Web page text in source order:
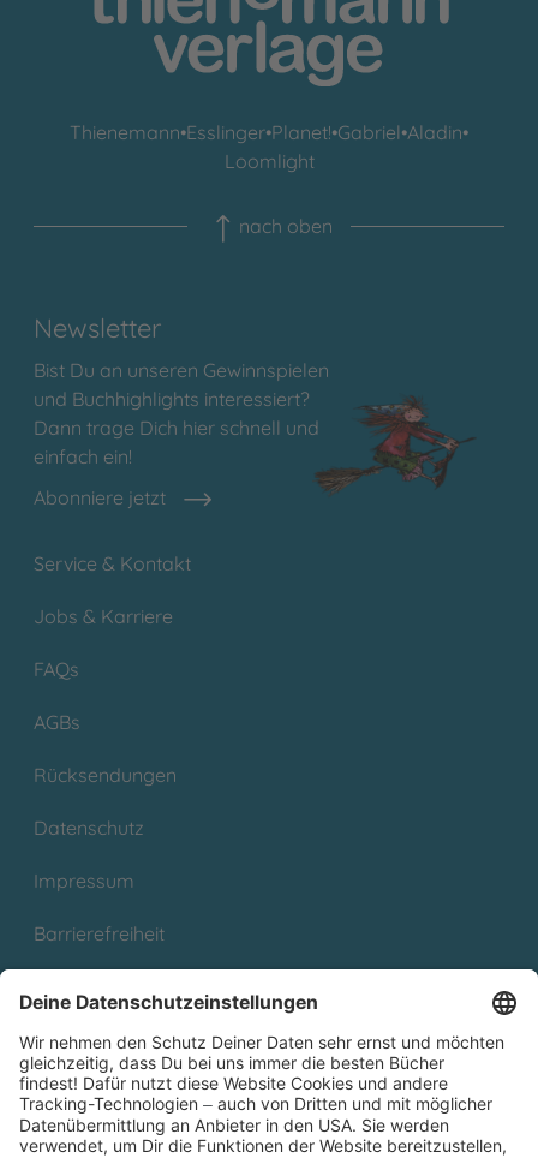
Thienemann•Esslinger•Planet!•Gabriel•Aladin•
Loomlight
nach oben
Newsletter
Bist Du an unseren Gewinnspielen
und Buchhighlights interessiert?
Dann trage Dich hier schnell und
einfach ein!
Abonniere jetzt
Service & Kontakt
Jobs & Karriere
FAQs
AGBs
Rücksendungen
Datenschutz
Impressum
Barrierefreiheit
Partnerprogramm (Affiliate)
Folge uns auf